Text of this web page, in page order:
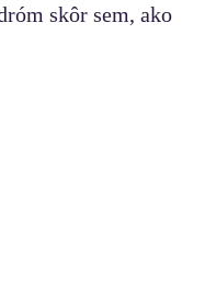
skôr sem, ako